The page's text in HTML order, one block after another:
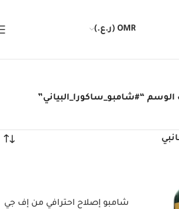
OMR (ر.ع.)
“#شامبو_ساكورا_البياني”
شامبو إصلاح احترافي من إف جي